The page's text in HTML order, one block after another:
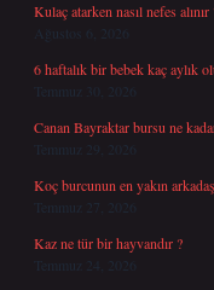
Kulaç atarken nasıl nefes alınır
Ağustos 6, 2026
6 haftalık bir bebek kaç aylık
Temmuz 30, 2026
Canan Bayraktar bursu ne
Temmuz 29, 2026
Koç burcunun en yakın
Temmuz 27, 2026
Kaz ne tür bir hayvandır ?
Temmuz 24, 2026